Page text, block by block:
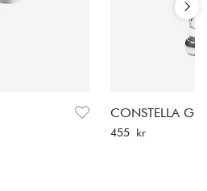
CONSTELLA
Pris: 455 kr
455 kr